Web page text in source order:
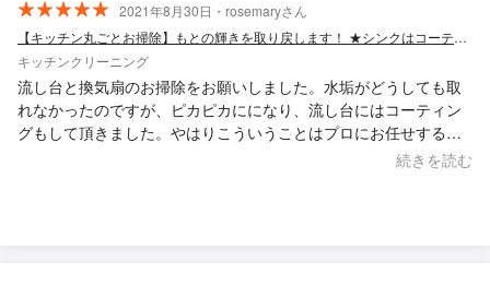
2021年8月30日・rosemaryさん
【キッチン丸ごとお掃除】もとの輝きを取り戻します！ ★シンクはコーティング込み
キッチンクリーニング
流し台と換気扇のお掃除をお願いしました。水垢がどうしても取
れなかったのですが、ピカピカにになり、流し台にはコーティン
グもして頂きました。やはりこういうことはプロにお任せするも
続きを読む